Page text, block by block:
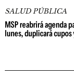
SALUD PÚBLICA
MSP reabrirá agenda
lunes, duplicará